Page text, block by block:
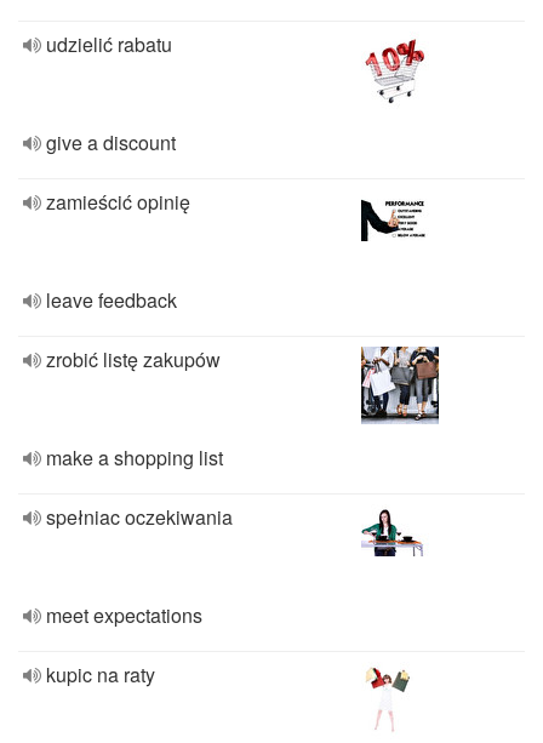
udzielić rabatu
give a discount
zamieścić opinię
leave feedback
zrobić listę zakupów
make a shopping list
spełniac oczekiwania
meet expectations
kupic na raty